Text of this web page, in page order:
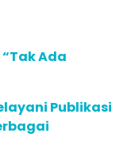
“Tak Ada
Publikasi